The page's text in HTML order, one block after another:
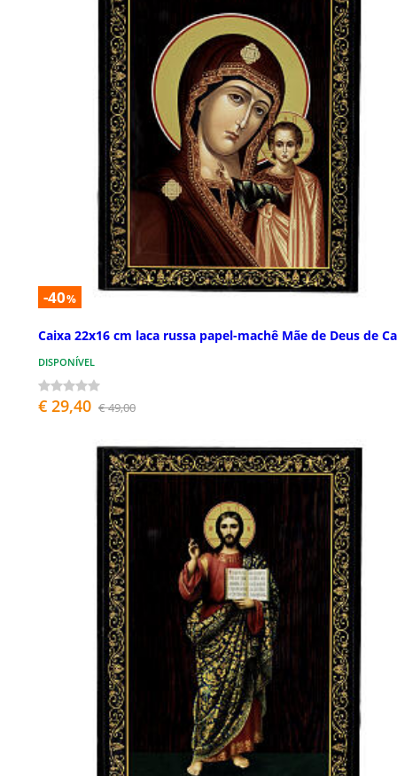
-40%
Caixa 22x16 cm laca russa papel-machê Mãe de Deus de
DISPONÍVEL
€ 29,40 € 49,00